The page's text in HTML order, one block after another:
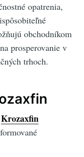
opatrenia,
obchodníkom
prosperovanie v
trhoch.
Krozaxfin